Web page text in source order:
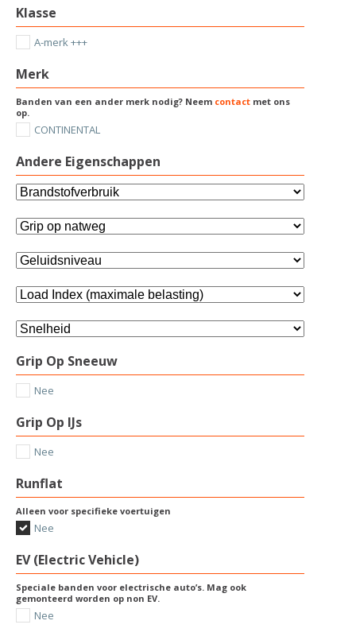
Klasse
A-merk +++
Merk
Banden van een ander merk nodig? Neem contact met ons
op.
CONTINENTAL
Andere Eigenschappen
Grip Op Sneeuw
Nee
Grip Op IJs
Nee
Runflat
Alleen voor specifieke voertuigen
Nee
EV (Electric Vehicle)
Speciale banden voor electrische auto’s. Mag ook
gemonteerd worden op non EV.
Nee